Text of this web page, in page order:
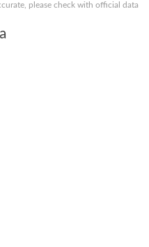
please check with official data